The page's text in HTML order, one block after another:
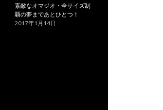
素敵なオマジオ・全サイズ制
覇の夢まであとひとつ！
2017年1月14日